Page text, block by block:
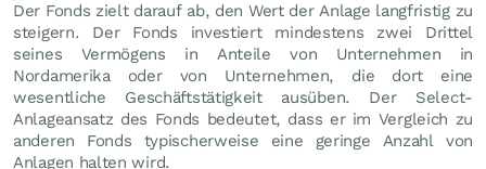
Der Fonds zielt darauf ab, den Wert der Anlage langfristig zu
steigern. Der Fonds investiert mindestens zwei Drittel
seines Vermögens in Anteile von Unternehmen in
Nordamerika oder von Unternehmen, die dort eine
wesentliche Geschäftstätigkeit ausüben. Der Select-
Anlageansatz des Fonds bedeutet, dass er im Vergleich zu
anderen Fonds typischerweise eine geringe Anzahl von
Anlagen halten wird.